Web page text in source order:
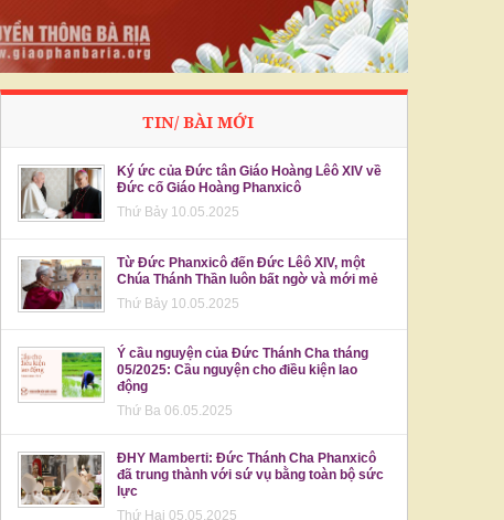
TIN/ BÀI MỚI
Ký ức của Đức tân Giáo Hoàng Lêô XIV về
Đức cố Giáo Hoàng Phanxicô
Thứ Bảy 10.05.2025
Từ Đức Phanxicô đến Đức Lêô XIV, một
Chúa Thánh Thần luôn bất ngờ và mới mẻ
Thứ Bảy 10.05.2025
Ý cầu nguyện của Đức Thánh Cha tháng
05/2025: Cầu nguyện cho điều kiện lao
động
Thứ Ba 06.05.2025
ĐHY Mamberti: Đức Thánh Cha Phanxicô
đã trung thành với sứ vụ bằng toàn bộ sức
lực
Thứ Hai 05.05.2025